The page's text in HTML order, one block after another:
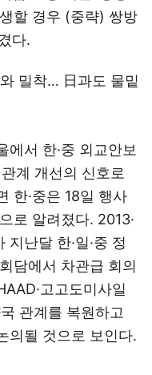
할 경우 (중략) 쌍방
다.
밀착… 日과도 물밑
에서 한·중 외교안보
계 개선의 신호로
한·중은 18일 행사
로 알려졌다. 2013·
난달 한·일·중 정
담에서 차관급 회의
고고도미사일
관계를 복원하고
의될 것으로 보인다.